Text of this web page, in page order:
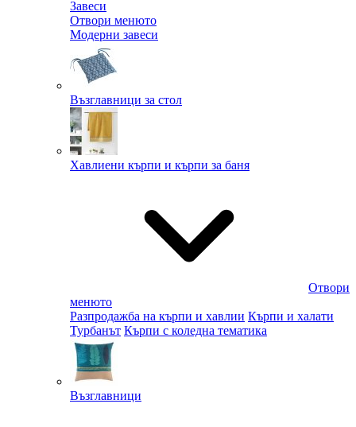
Завеси
Отвори менюто
Модерни завеси
Възглавници за стол
Хавлиени кърпи и кърпи за баня
Отвори
менюто
Разпродажба на кърпи и хавлии Кърпи и халати
Турбанът Кърпи с коледна тематика
Възглавници